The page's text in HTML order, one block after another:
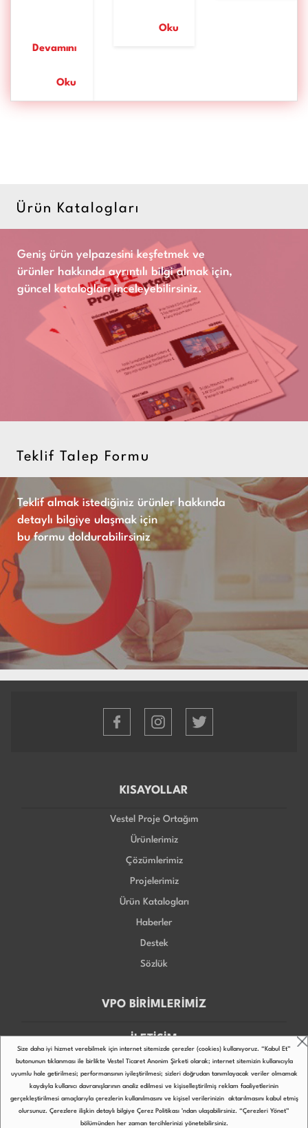
Devamını
Oku
Oku
Ürün Katalogları
Geniş ürün yelpazesini keşfetmek ve
ürünler hakkında ayrıntılı bilgi almak için,
güncel katalogları inceleyebilirsiniz.
Teklif Talep Formu
Teklif almak istediğiniz ürünler hakkında
detaylı bilgiye ulaşmak için
bu formu doldurabilirsiniz
KISAYOLLAR
Vestel Proje Ortağım
Ürünlerimiz
Çözümlerimiz
Projelerimiz
Ürün Katalogları
Haberler
Destek
Sözlük
VPO BİRİMLERİMİZ
İLETİŞİM
Copyright © 2022
Size daha iyi hizmet verebilmek için internet sitemizde çerezler (cookies) kullanıyoruz. “Kabul Et”
butonunun tıklanması ile birlikte Vestel Ticaret Anonim Şirketi olarak; internet sitemizin kullanıcıyla
uyumlu hale getirilmesi; performansının iyileştirilmesi; sizleri doğrudan tanımlayacak veriler olmamak
kaydıyla kullanıcı davranışlarının analiz edilmesi ve kişiselleştirilmiş reklam faaliyetlerinin
gerçekleştirilmesi amaçlarıyla çerezlerin kullanılmasını ve kişisel verilerinizin aktarılmasını kabul etmiş
olursunuz. Çerezlere ilişkin detaylı bilgiye Çerez Politikası ’ndan ulaşabilirsiniz. “Çerezleri Yönet”
bölümünden her zaman tercihlerinizi yönetebilirsiniz.